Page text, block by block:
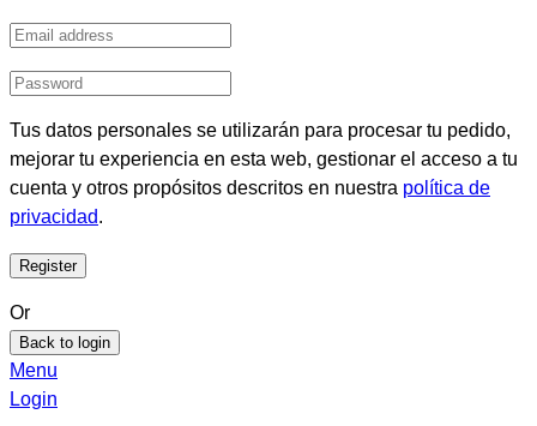
Tus datos personales se utilizarán para procesar tu pedido,
mejorar tu experiencia en esta web, gestionar el acceso a tu
cuenta y otros propósitos descritos en nuestra política de
privacidad.
Or
Back to login
Menu
Login